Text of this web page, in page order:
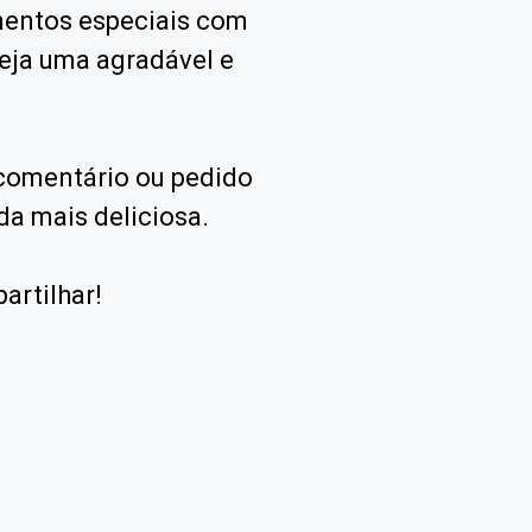
especiais com
uma agradável e
ou pedido
mais deliciosa.